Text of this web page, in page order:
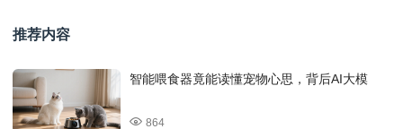
推荐内容
智能喂食器竟能读懂宠物心思，背后AI大模
864